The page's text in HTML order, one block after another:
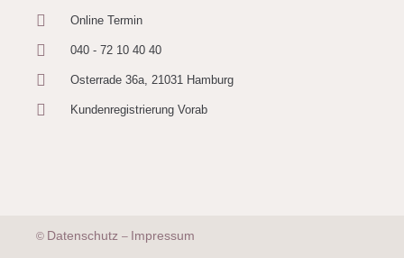
Online Termin
040 - 72 10 40 40
Osterrade 36a, 21031 Hamburg
Kundenregistrierung Vorab
© Datenschutz – Impressum